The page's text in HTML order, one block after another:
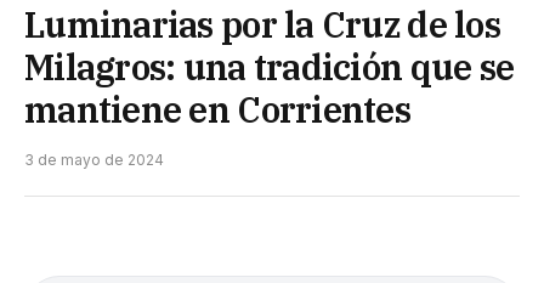
Luminarias por la Cruz de los
Milagros: una tradición que se
mantiene en Corrientes
3 de mayo de 2024